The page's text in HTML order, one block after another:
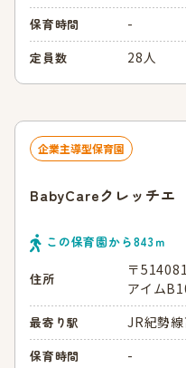
保育時間 -
定員数 28人
企業主導型保育園
BabyCareクレッチエ
この保育園から843ｍ
住所
〒
アイム
最寄り駅 JR紀勢
保育時間 -